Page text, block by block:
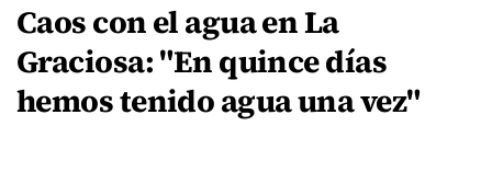
Caos con el agua en La
Graciosa: "En quince días
hemos tenido agua una vez"